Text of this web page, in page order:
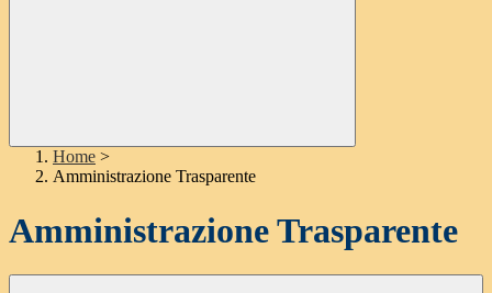
Home >
Amministrazione Trasparente
Amministrazione Trasparente